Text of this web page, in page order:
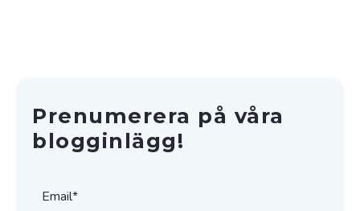
Prenumerera på våra
blogginlägg!
Email*